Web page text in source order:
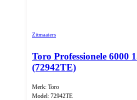
Zitmaaiers
Toro Professionele 6000
(72942TE)
Merk: Toro
Model: 72942TE